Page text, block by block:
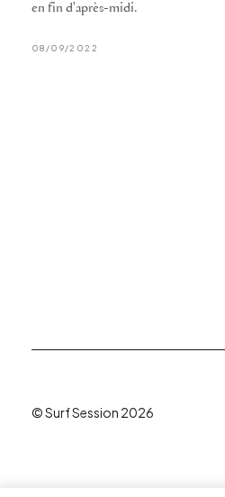
en fin d'après-midi.
08/09/2022
© Surf Session 2026